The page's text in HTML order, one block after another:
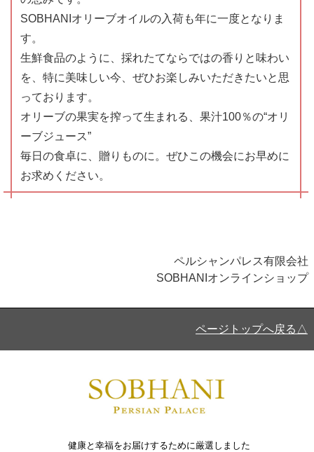
SOBHANIオリーブオイルの入荷も年に一度となりま
す。
生鮮食品のように、採れたてならではの香りと味わい
を、特に美味しい今、ぜひお楽しみいただきたいと思
っております。
オリーブの果実を搾って生まれる、果汁100％の“オリ
ーブジュース”
毎日の食卓に、贈りものに。ぜひこの機会にお早めに
お求めください。
ペルシャンパレス有限会社
SOBHANIオンラインショップ
ページトップへ戻る△
健康と幸福をお届けするために厳選しました